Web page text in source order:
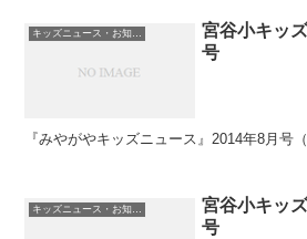
キッズニュース・お知らせ
宮谷小キッ
号
『みやがやキッズニュース』2014年8月号
宮谷小キッ
号